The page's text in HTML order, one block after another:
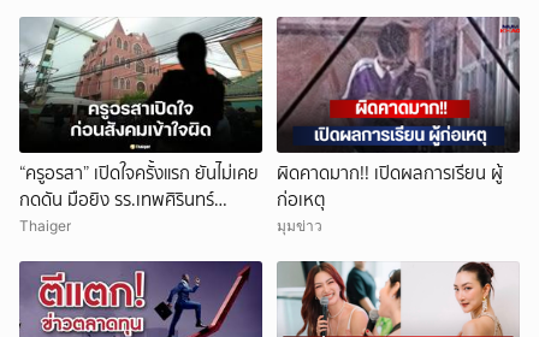
“ครูอรสา” เปิดใจครั้งแรก ยันไม่เคย
กดดัน มือยิง รร.เทพศิรินทร์
นนทบุรี
Thaiger
ผิดคาดมาก!! เปิดผลการเรียน ผู้
ก่อเหตุ
มุมข่าว